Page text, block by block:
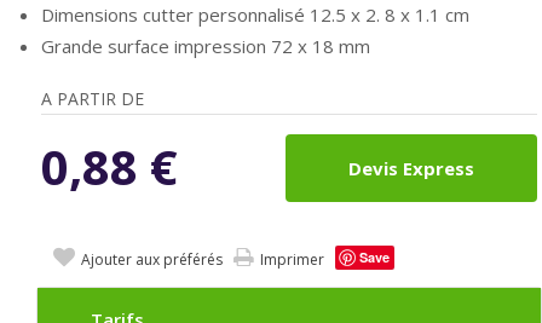
Dimensions cutter personnalisé 12.5 x 2. 8 x 1.1 cm
Grande surface impression 72 x 18 mm
A PARTIR DE
0,88 € Devis Express
Ajouter aux préférés Imprimer Save